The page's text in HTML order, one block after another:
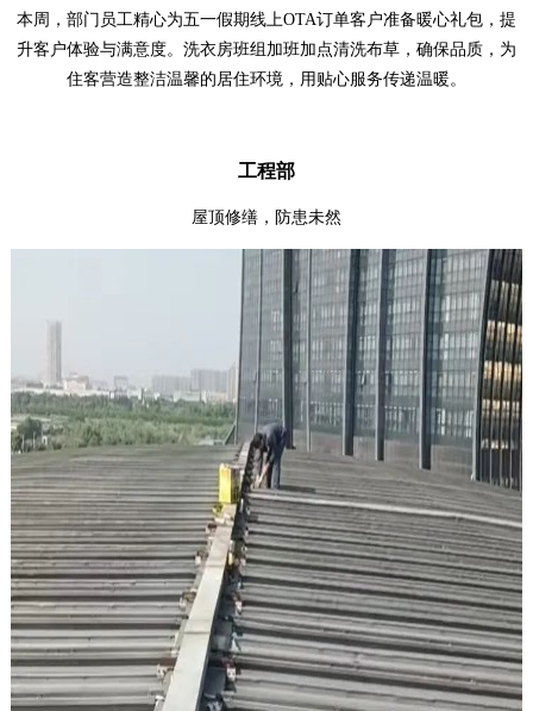
本周，部门员工精心为五一假期线上OTA订单客户准备暖心礼包，提
升客户体验与满意度。洗衣房班组加班加点清洗布草，确保品质，为
住客营造整洁温馨的居住环境，用贴心服务传递温暖。
工程部
屋顶修缮，防患未然